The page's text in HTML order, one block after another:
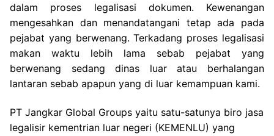
dalam proses legalisasi dokumen. Kewenangan
mengesahkan dan menandatangani tetap ada pada
pejabat yang berwenang. Terkadang proses legalisasi
makan waktu lebih lama sebab pejabat yang
berwenang sedang dinas luar atau berhalangan
lantaran sebab apapun yang di luar kemampuan kami.
PT Jangkar Global Groups yaitu satu-satunya biro jasa
legalisir kementrian luar negeri (KEMENLU) yang